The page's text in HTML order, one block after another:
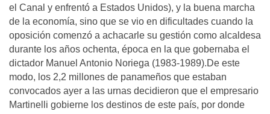
el Canal y enfrentó a Estados Unidos), y la buena marcha
de la economí­a, sino que se vio en dificultades cuando la
oposición comenzó a achacarle su gestión como alcaldesa
durante los años ochenta, época en la que gobernaba el
dictador Manuel Antonio Noriega (1983-1989).De este
modo, los 2,2 millones de panameños que estaban
convocados ayer a las urnas decidieron que el empresario
Martinelli gobierne los destinos de este paí­s, por donde